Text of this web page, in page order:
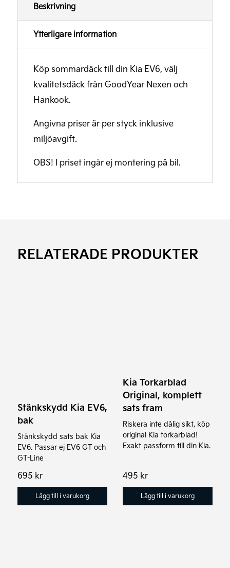
Beskrivning
Ytterligare information
Köp sommardäck till din Kia EV6, välj
kvalitetsdäck från GoodYear Nexen och
Hankook.
Angivna priser är per styck inklusive
miljöavgift.
OBS! I priset ingår ej montering på bil.
RELATERADE PRODUKTER
Stänkskydd Kia EV6,
bak
Stänkskydd sats bak Kia
EV6. Passar ej EV6 GT och
GT-Line
695 kr
Lägg till i varukorg
Kia Torkarblad
Original, komplett
sats fram
Riskera inte dålig sikt, köp
original Kia torkarblad!
Exakt passform till din Kia.
495 kr
Lägg till i varukorg